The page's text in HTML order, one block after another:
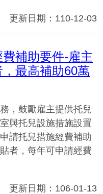
更新日期：110-12-03
補助要件-雇主
最高補助60萬
，鼓勵雇主提供托兒
與托兒設施措施設置
請托兒措施經費補助
者，每年可申請經費
更新日期：106-01-13